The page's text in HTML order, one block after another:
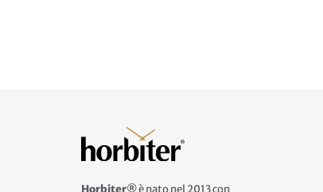
Horbiter®è nato nel 2013 con